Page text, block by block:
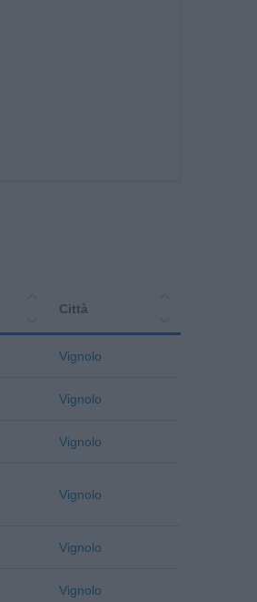
Città
Vignolo
Vignolo
Vignolo
Vignolo
Vignolo
Vignolo